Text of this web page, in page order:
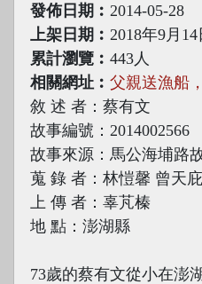
發佈日期︰ 2014-05-28
上架日期︰ 2018年9月
累計瀏覽︰ 443人
相關網址︰ 父親送漁船
敘 述 者：蔡有文
故事編號：2014002566
故事來源：馬公海埔路
蒐 錄 者：林愷馨 曾天庇
上 傳 者：辜芃榛
地 點：澎湖縣
73歲的蔡有文從小在澎